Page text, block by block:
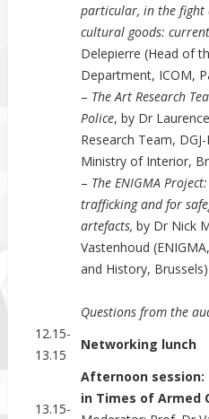
particular, in the fight
cultural goods:
Delepierre (Head of
Department, ICOM,
– The Art Research
Police, by Dr
Research Team,
Ministry of Interior,
– The ENIGMA
trafficking and for
artefacts, by Dr Nick
Vastenhoud
and History, Brussels)
Questions from the
12.15-
13.15
Networking lunch
13.15-
Afternoon session:
in Times of Armed